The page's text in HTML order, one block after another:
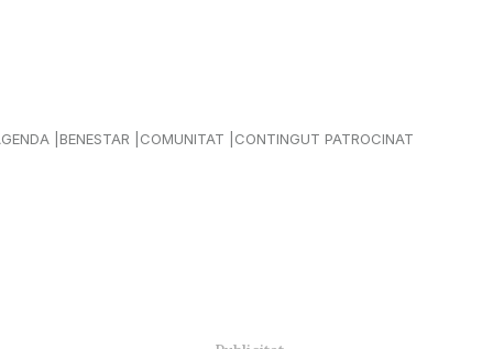
BENESTAR COMUNITAT CONTINGUT PATROCINAT